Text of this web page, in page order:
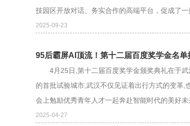
技园区开放对话、务实合作的高端平台，促成了一
2025-09-23
95后霸屏AI顶流！第十二届百度奖学金名单
4月25日,第十二届百度奖学金颁奖典礼在于武
的首批试验城市,武汉不仅见证着出行方式的变革
会上勉励优秀青年人才一起奔赴智能时代的美好未
2025-04-27